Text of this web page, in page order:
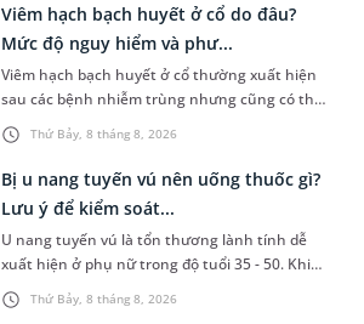
Thứ Bảy, 8 tháng 8, 2026
Viêm hạch bạch huyết ở cổ do đâu?
Mức độ nguy hiểm và phư...
Viêm hạch bạch huyết ở cổ thường xuất hiện
sau các bệnh nhiễm trùng nhưng cũng có thể
liên quan đến lao hạch hoặc ung thư. Để tìm
hiểu nguyên nhân gây viêm,...
Thứ Bảy, 8 tháng 8, 2026
Bị u nang tuyến vú nên uống thuốc gì?
Lưu ý để kiểm soát...
U nang tuyến vú là tổn thương lành tính dễ
xuất hiện ở phụ nữ trong độ tuổi 35 - 50. Khi
được chẩn đoán mắc bệnh, nhiều người
thường băn khoăn u nang tuyến v...